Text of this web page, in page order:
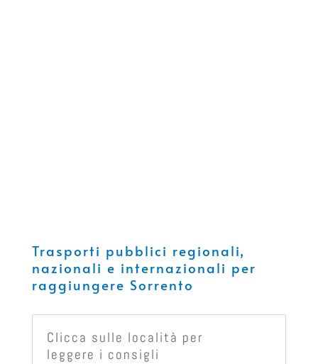
Trasporti pubblici regionali,
nazionali e internazionali per
raggiungere Sorrento
Clicca sulle località per
leggere i consigli